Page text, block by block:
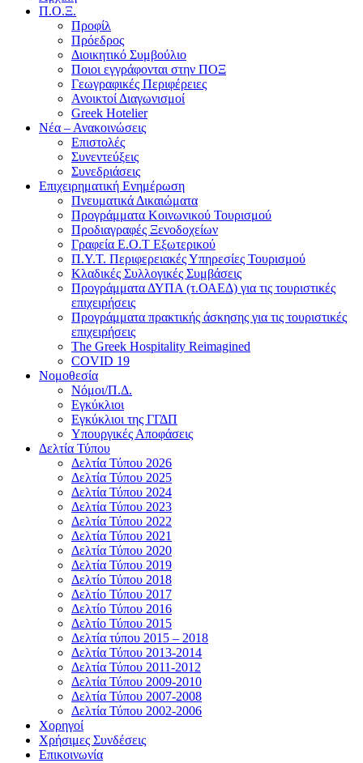
Π.Ο.Ξ.
Προφίλ
Πρόεδρος
Διοικητικό Συμβούλιο
Ποιοι εγγράφονται στην ΠΟΞ
Γεωγραφικές Περιφέρειες
Ανοικτοί Διαγωνισμoί
Greek Hotelier
Νέα – Ανακοινώσεις
Επιστολές
Συνεντεύξεις
Συνεδριάσεις
Επιχειρηματική Ενημέρωση
Πνευματικά Δικαιώματα
Προγράμματα Κοινωνικού Τουρισμού
Προδιαγραφές Ξενοδοχείων
Γραφεία Ε.Ο.Τ Εξωτερικού
Π.Υ.Τ. Περιφερειακές Υπηρεσίες Τουρισμού
Κλαδικές Συλλογικές Συμβάσεις
Προγράμματα ΔΥΠΑ (τ.ΟΑΕΔ) για τις τουριστικές
επιχειρήσεις
Προγράμματα πρακτικής άσκησης για τις τουριστικές
επιχειρήσεις
The Greek Hospitality Reimagined
COVID 19
Νομοθεσία
Νόμοι/Π.Δ.
Εγκύκλιοι
Εγκύκλιοι της ΓΓΔΠ
Υπουργικές Αποφάσεις
Δελτία Τύπου
Δελτία Τύπου 2026
Δελτία Τύπου 2025
Δελτία Τύπου 2024
Δελτία Τύπου 2023
Δελτία Τύπου 2022
Δελτία Τύπου 2021
Δελτία Τύπου 2020
Δελτία Τύπου 2019
Δελτίο Τύπου 2018
Δελτίο Τύπου 2017
Δελτίο Τύπου 2016
Δελτίο Τύπου 2015
Δελτία τύπου 2015 – 2018
Δελτία Τύπου 2013-2014
Δελτία Τύπου 2011-2012
Δελτία Τύπου 2009-2010
Δελτία Τύπου 2007-2008
Δελτία Τύπου 2002-2006
Χορηγοί
Χρήσιμες Συνδέσεις
Επικοινωνία